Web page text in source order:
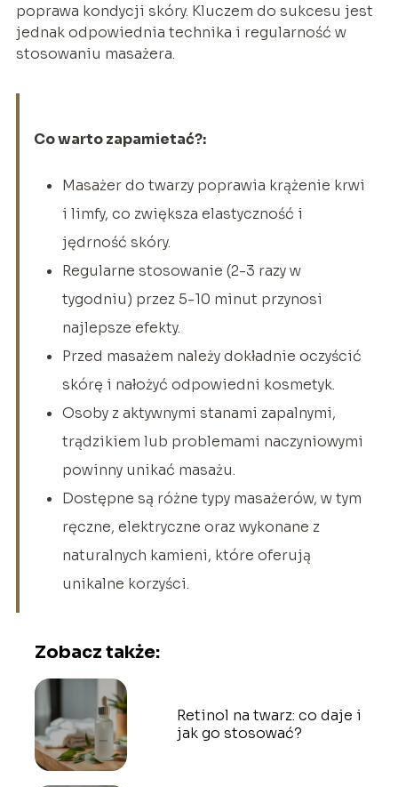
poprawa kondycji skóry. Kluczem do sukcesu jest
jednak odpowiednia technika i regularność w
stosowaniu masażera.
Co warto zapamietać?:
Masażer do twarzy poprawia krążenie krwi
i limfy, co zwiększa elastyczność i
jędrność skóry.
Regularne stosowanie (2-3 razy w
tygodniu) przez 5-10 minut przynosi
najlepsze efekty.
Przed masażem należy dokładnie oczyścić
skórę i nałożyć odpowiedni kosmetyk.
Osoby z aktywnymi stanami zapalnymi,
trądzikiem lub problemami naczyniowymi
powinny unikać masażu.
Dostępne są różne typy masażerów, w tym
ręczne, elektryczne oraz wykonane z
naturalnych kamieni, które oferują
unikalne korzyści.
Zobacz także:
Retinol na twarz: co daje i
jak go stosować?